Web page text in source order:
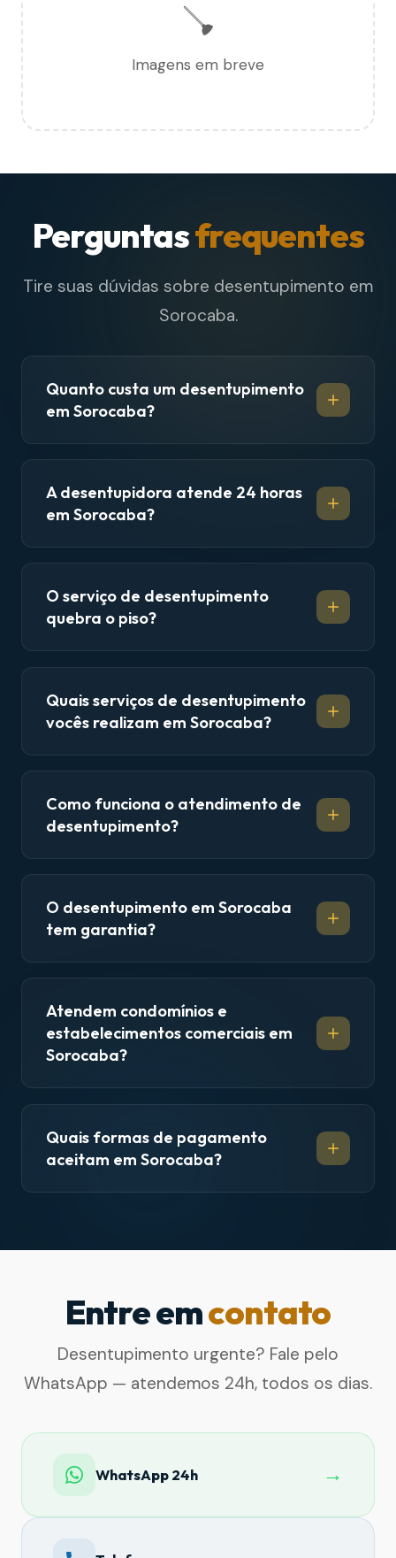
🪠
Imagens em breve
Perguntasfrequentes
Tire suas dúvidas sobre desentupimento em
Sorocaba.
Quanto custa um desentupimento
em Sorocaba?
A desentupidora atende 24 horas
em Sorocaba?
O serviço de desentupimento
quebra o piso?
Quais serviços de desentupimento
vocês realizam em Sorocaba?
Como funciona o atendimento de
desentupimento?
O desentupimento em Sorocaba
tem garantia?
Atendem condomínios e
estabelecimentos comerciais em
Sorocaba?
Quais formas de pagamento
aceitam em Sorocaba?
Entre emcontato
Desentupimento urgente? Fale pelo
WhatsApp — atendemos 24h, todos os dias.
WhatsApp 24h →